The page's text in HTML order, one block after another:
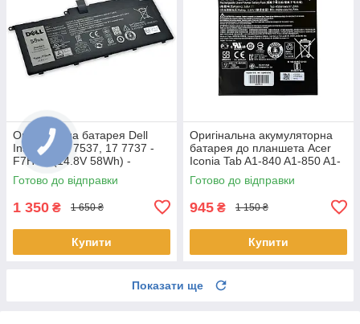
Оригінальна батарея Dell
Inspiron 15 7537, 17 7737 -
F7HVR (14.8V 58Wh) -
Акумулятор, АКБ
Готово до відправки
1 350 ₴ 1 650 ₴
Купити
Оригінальна акумуляторна
батарея до планшета Acer
Iconia Tab A1-840 A1-850 A1-
860 One 8 B1-810 B1-820 B1-
830 - AP14F8K
Готово до відправки
945 ₴ 1 150 ₴
Купити
Показати ще